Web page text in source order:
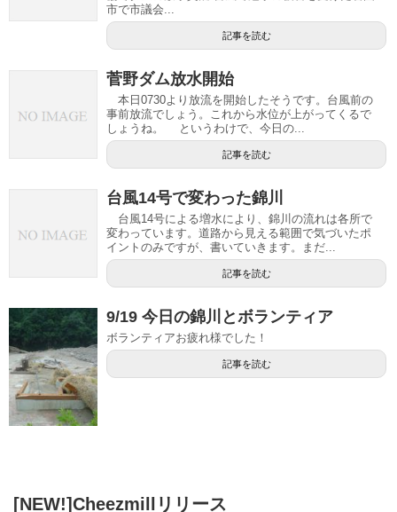
市で市議会...
記事を読む
菅野ダム放水開始
本日0730より放流を開始したそうです。台風前の
事前放流でしょう。これから水位が上がってくるで
しょうね。 というわけで、今日の...
記事を読む
台風14号で変わった錦川
台風14号による増水により、錦川の流れは各所で
変わっています。道路から見える範囲で気づいたポ
イントのみですが、書いていきます。まだ...
記事を読む
9/19 今日の錦川とボランティア
ボランティアお疲れ様でした！
記事を読む
[NEW!]Cheezmillリリース